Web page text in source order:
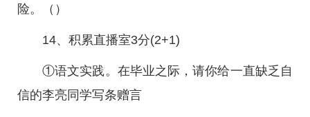
险。（）
14、积累直播室3分(2+1)
①语文实践。在毕业之际，请你给一直缺乏自
信的李亮同学写条赠言